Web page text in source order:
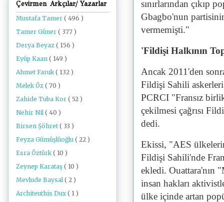
sınırlarından çıkıp
Gbagbo'nun
vermemişti."
'Fildişi Halkının
Ancak 2011'den
Fildişi Sahili
PCRCI "Fransız
çekilmesi çağrısı
dedi.
Ekissi, "AES
Fildişi Sahili'nde
ekledi. Ouattara'nın
insan hakları
ülke içinde artan
Çevirmen Arkçılar/ Yazarlar
Mustafa Tamer ( 496 )
Tamer Güner ( 377 )
Derya Beyaz ( 156 )
Eyüp Kaan ( 149 )
Ahmet Faruk ( 132 )
Melek Öz ( 70 )
Zahide Tuba Kor ( 52 )
Nehir Nil ( 40 )
Birsen Şöhret ( 33 )
Feyza Gümüşlüoğlu ( 22 )
Esra Öztürk ( 10 )
Zeynep Karataş ( 10 )
Mevlude Baysal ( 2 )
Architeuthis Dux ( 1 )